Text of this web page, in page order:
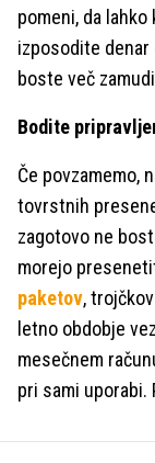
pomeni, da
izposodite denar
boste več
Bodite
Če povzamemo,
tovrstnih
zagotovo ne
morejo
paketov,
letno obdobje
mesečnem
pri sami